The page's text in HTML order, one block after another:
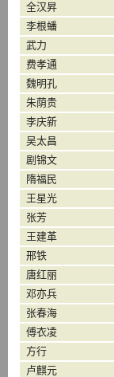
全汉昇
李根蟠
武力
费孝通
魏明孔
朱荫贵
李庆新
吴太昌
剧锦文
隋福民
王星光
张芳
王建革
邢铁
唐红丽
邓亦兵
张春海
傅衣凌
方行
卢麒元